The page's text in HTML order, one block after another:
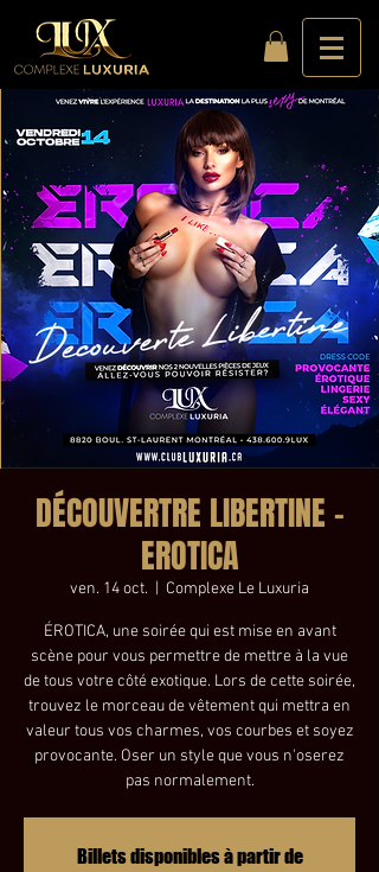
DÉCOUVERTRE LIBERTINE -
EROTICA
ven. 14 oct. Complexe Le Luxuria
ÉROTICA, une soirée qui est mise en avant
scène pour vous permettre de mettre à la vue
de tous votre côté exotique. Lors de cette soirée,
trouvez le morceau de vêtement qui mettra en
valeur tous vos charmes, vos courbes et soyez
provocante. Oser un style que vous n'oserez
pas normalement.
Billets disponibles à partir de